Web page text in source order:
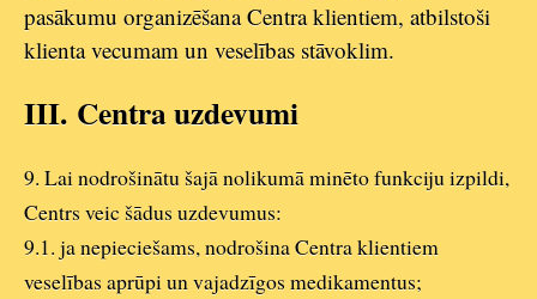
pasākumu organizēšana Centra klientiem, atbilstoši
klienta vecumam un veselības stāvoklim.
III. Centra uzdevumi
9. Lai nodrošinātu šajā nolikumā minēto funkciju izpildi,
Centrs veic šādus uzdevumus:
9.1. ja nepieciešams, nodrošina Centra klientiem
veselības aprūpi un vajadzīgos medikamentus;